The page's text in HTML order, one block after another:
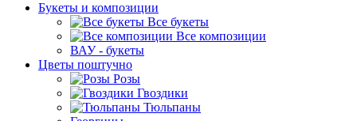
Букеты и композиции
Все букеты
Все композиции
ВАУ - букеты
Цветы поштучно
Розы
Гвоздики
Тюльпаны